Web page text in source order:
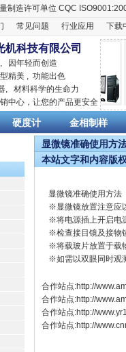
制造许可单位 CQC
常见问题 行业应用 下载
机科技有限公司
因年轻而创造
精美 , 功能出色
, 材料科学的生命力
中心，让您的产品更安全
硬度计 金相制样
显微镜准确使用方
本站文字和内容版
显微镜准确使用方法
※显微镜放置注意应
※将电源插上开启电
※检查接目镜及接物
※将载玻片放置于载
※如需以双眼同时观
合作站点:http://
合作站点:http://
合作站点:http://
合作站点:http://